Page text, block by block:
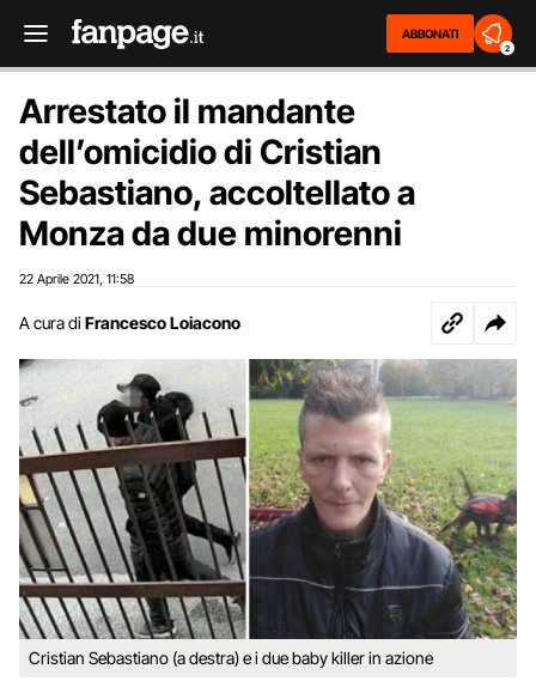
ABBONATI
2
Arrestato il mandante
dell’omicidio di Cristian
Sebastiano, accoltellato a
Monza da due minorenni
22 Aprile 2021 11:58
A cura di Francesco Loiacono
Cristian Sebastiano (a destra) e i due baby killer in azione